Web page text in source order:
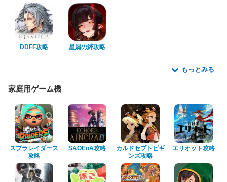
DDFF攻略 星屑の絆攻略
もっとみる
家庭用ゲーム機
スプラレイダース
攻略
SAOEoA攻略
カルドセプトビギ
ンズ攻略
エリオット攻略